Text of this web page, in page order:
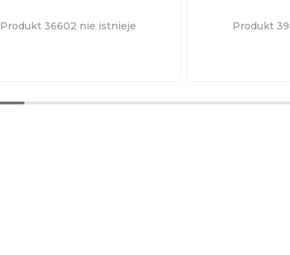
Produkt 36602 nie istnieje Produkt